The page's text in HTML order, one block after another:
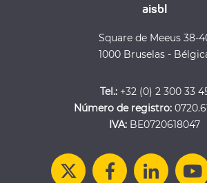
aisbl
Square de Meeus 38-
1000 Bruselas -
Tel.:+32 (0) 2 300 33
Número de registro:
IVA: BE0720618047